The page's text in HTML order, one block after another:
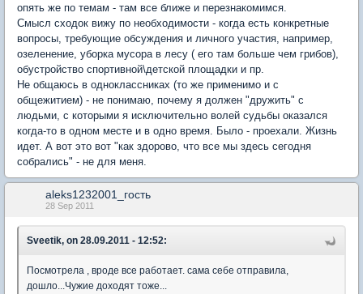
опять же по темам - там все ближе и перезнакомимся.
Смысл сходок вижу по необходимости - когда есть конкретные
вопросы, требующие обсуждения и личного участия, например,
озеленение, уборка мусора в лесу ( его там больше чем грибов),
обустройство спортивной\детской площадки и пр.
Не общаюсь в одноклассниках (то же применимо и с
общежитием) - не понимаю, почему я должен "дружить" с
людьми, с которыми я исключительно волей судьбы оказался
когда-то в одном месте и в одно время. Было - проехали. Жизнь
идет. А вот это вот "как здорово, что все мы здесь сегодня
собрались" - не для меня.
aleks1232001_гость
28 Sep 2011
Sveetik, on 28.09.2011 - 12:52:
Посмотрела , вроде все работает. сама себе отправила,
дошло...Чужие доходят тоже...